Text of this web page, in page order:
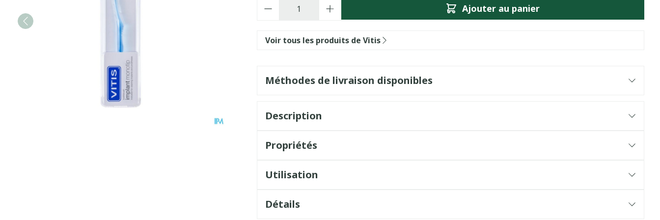
Ajouter au panier
Voir tous les produits de Vitis
Méthodes de livraison disponibles
Description
Propriétés
Utilisation
Détails